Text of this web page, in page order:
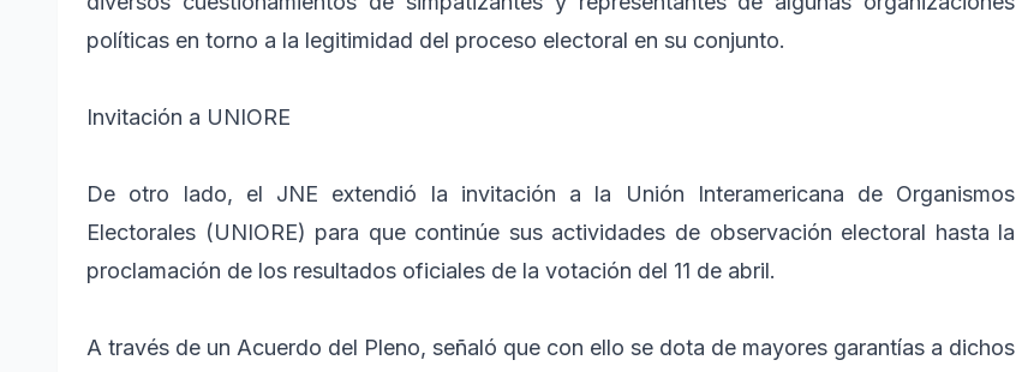
políticas en torno a la legitimidad del proceso electoral en su conjunto.
Invitación a UNIORE
De otro lado, el JNE extendió la invitación a la Unión Interamericana de Organismos
Electorales (UNIORE) para que continúe sus actividades de observación electoral hasta la
proclamación de los resultados oficiales de la votación del 11 de abril.
A través de un Acuerdo del Pleno, señaló que con ello se dota de mayores garantías a dichos